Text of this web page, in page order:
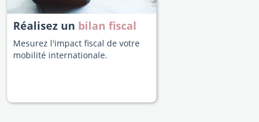
Réalisez un bilan fiscal
Mesurez l'impact fiscal de votre
mobilité internationale.